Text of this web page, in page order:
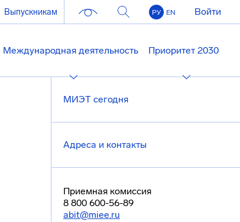
Выпускникам РУ EN Войти
Международная деятельность Приоритет 2030
МИЭТ сегодня
Адреса и контакты
Приемная комиссия
8 800 600-56-89
abit@miee.ru